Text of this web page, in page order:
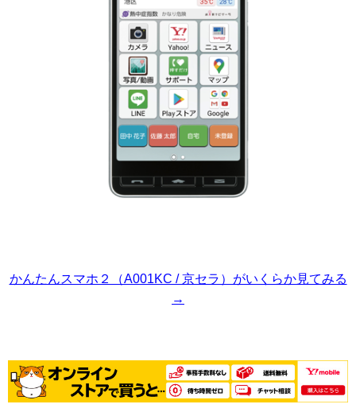
かんたんスマホ２（A001KC / 京セラ）がいくらか見てみる
→